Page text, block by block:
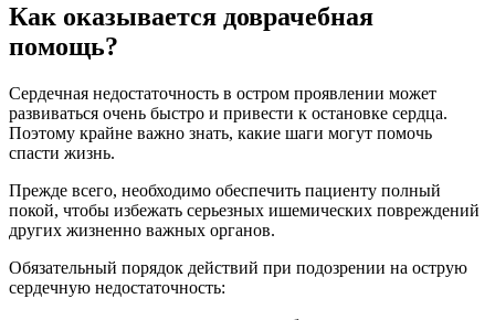
Как оказывается доврачебная
помощь?
Сердечная недостаточность в остром проявлении может
развиваться очень быстро и привести к остановке сердца.
Поэтому крайне важно знать, какие шаги могут помочь
спасти жизнь.
Прежде всего, необходимо обеспечить пациенту полный
покой, чтобы избежать серьезных ишемических повреждений
других жизненно важных органов.
Обязательный порядок действий при подозрении на острую
сердечную недостаточность: